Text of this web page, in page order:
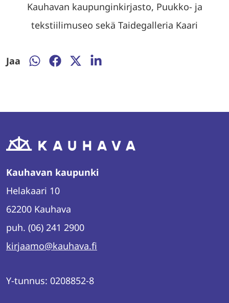
Kauhavan kaupunginkirjasto, Puukko- ja
tekstiilimuseo sekä Taidegalleria Kaari
Jaa
Jaa
Jaa
Jaa
Jaa
Kauhavan kaupunki
Helakaari 10
62200 Kauhava
puh. (06) 241 2900
kirjaamo@kauhava.fi
Y-tunnus: 0208852-8